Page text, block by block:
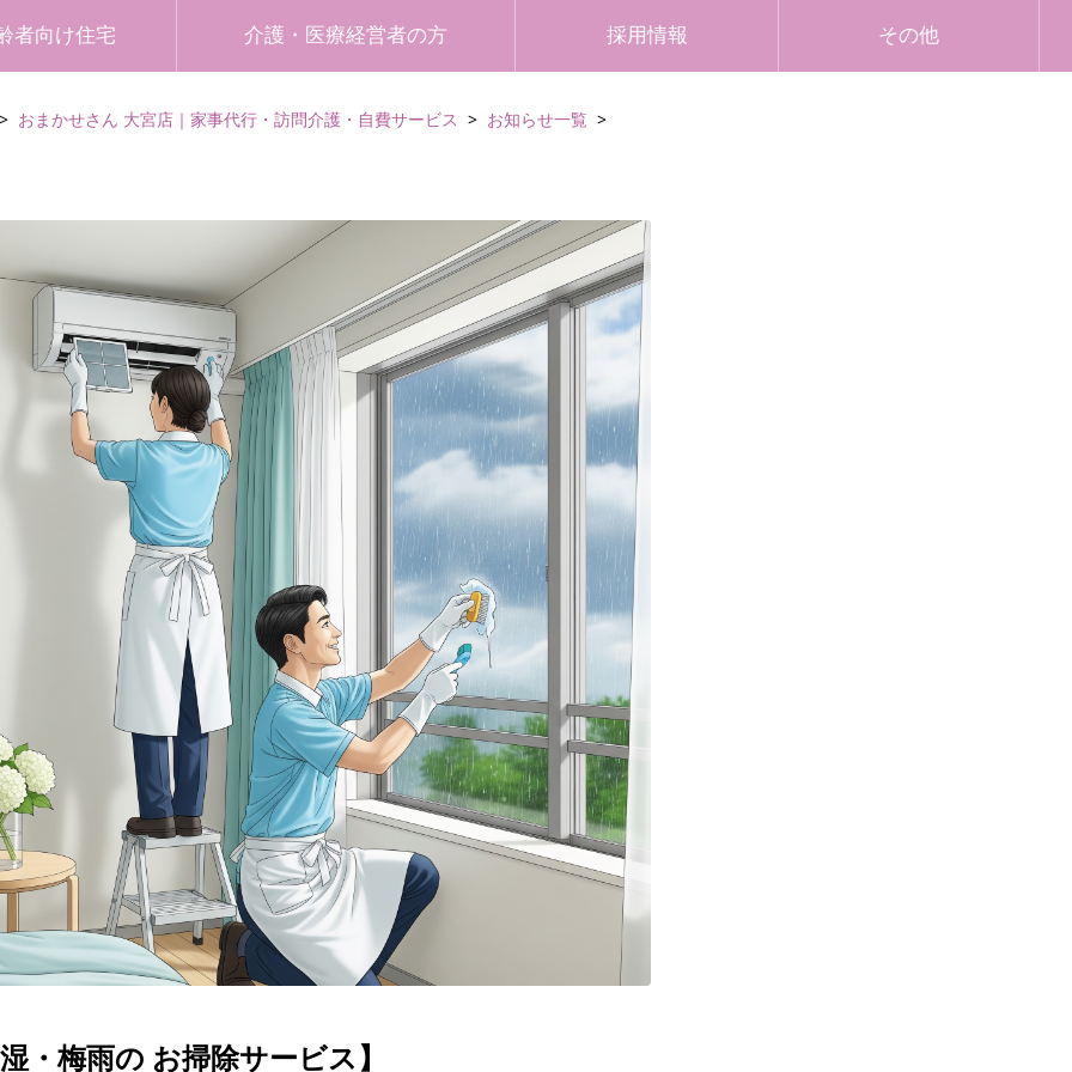
者向け住宅 介護・医療経営者の方 採用情報 その他
おまかせさん 大宮店｜家事代行・訪問介護・自費サービス お知らせ一覧
・梅雨の お掃除サービス】